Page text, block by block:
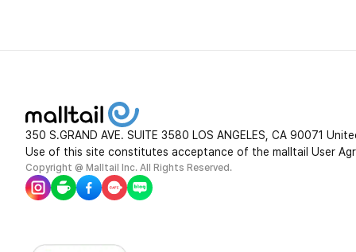
350 S.GRAND AVE. SUITE 3580 LOS ANGELES, CA 90071
Use of this site constitutes acceptance of the malltail User
Copyright @ Malltail Inc. All Rights Reserved.